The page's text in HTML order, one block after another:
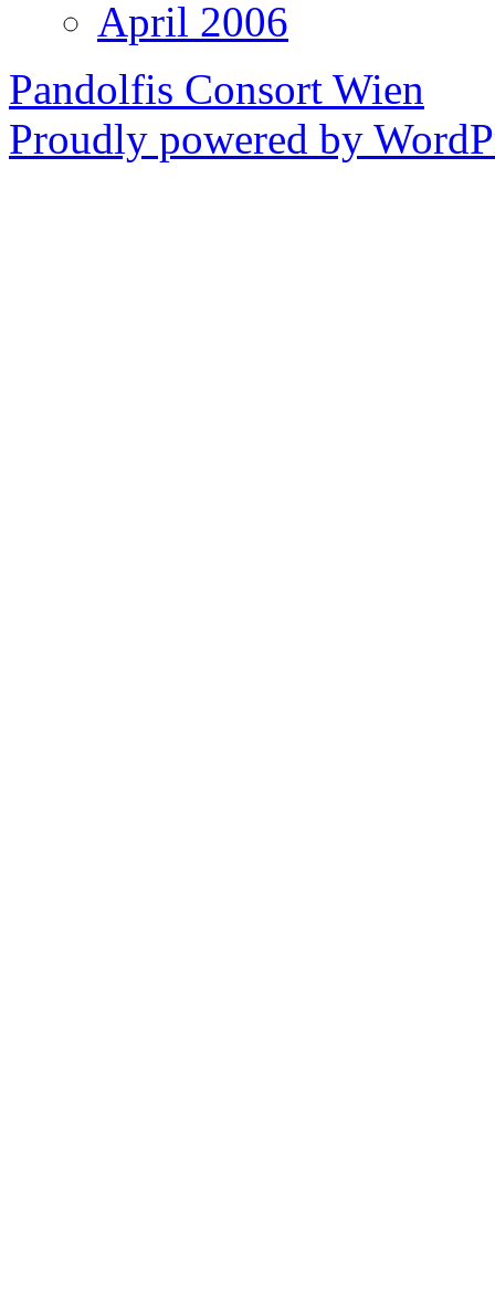
April 2006
Pandolfis Consort Wien
Proudly powered by